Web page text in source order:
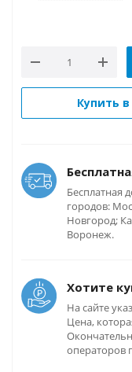
Купить
Бесплатная
городов:
Новгород;
Воронеж.
Хотите
На сайте
Цена,
операторов